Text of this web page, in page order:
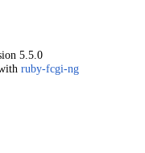
5.5.0
ruby-fcgi-ng